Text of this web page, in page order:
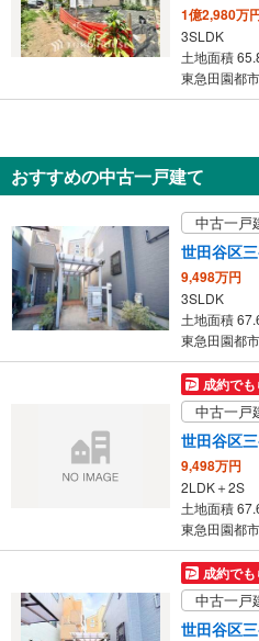
1億2,980万
3SLDK
土地面積
東急田園都
目黒区上
3億8,800万円
土地面積
東急田園都
おすすめの中古一戸建て
中古一戸
世田谷区
9,498万円
3SLDK
土地面積
東急田園都
成約でも
中古一戸
世田谷区
9,498万円
2LDK＋2S
土地面積
東急田園都
成約でも
中古一戸
世田谷区